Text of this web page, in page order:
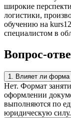
широкие
логистики,
обучению на
специалистом в
Вопрос-
1. Влияет ли форма
Нет. Формат
оформлении
выполняются по
юридическую силу.